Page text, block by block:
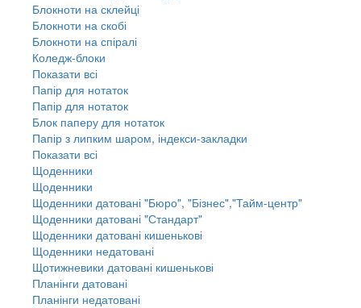
Блокноти на склейці
Блокноти на скобі
Блокноти на спіралі
Коледж-блоки
Показати всі
Папір для нотаток
Папір для нотаток
Блок паперу для нотаток
Папір з липким шаром, індекси-закладки
Показати всі
Щоденники
Щоденники
Щоденники датовані "Бюро", "Бізнес","Тайм-центр"
Щоденники датовані "Стандарт"
Щоденники датовані кишенькові
Щоденники недатовані
Щотижневики датовані кишенькові
Планінги датовані
Планінги недатовані